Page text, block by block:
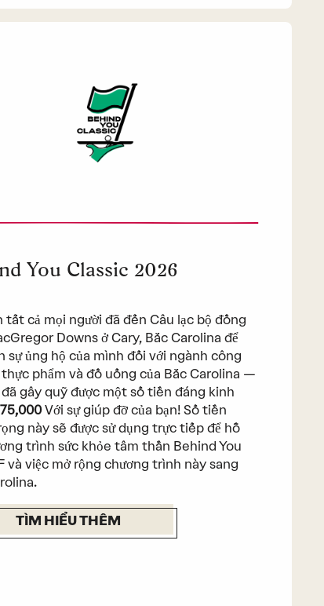
You Classic 2026
tất cả mọi người đã đến Câu lạc bộ đồng
Downs ở Cary, Bắc Carolina để
sự ủng hộ của mình đối với ngành công
phẩm và đồ uống của Bắc Carolina —
đã gây quỹ được một số tiền đáng kinh
Với sự giúp đỡ của bạn! Số tiền
này sẽ được sử dụng trực tiếp để hỗ
trình sức khỏe tâm thần Behind You
và việc mở rộng chương trình này sang
TÌM HIỂU THÊM